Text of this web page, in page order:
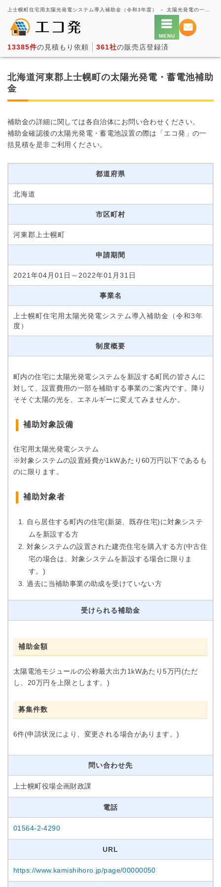
13385件の見積もり依頼 361社の販売店登録済
北海道河東郡上士幌町の太陽光発電・蓄電池補助
金
補助金の詳細に関しては各自治体にお問い合わせください。
補助金確認後の太陽光発電・蓄電池設置の際は「エコ発」の一
括見積を是非ご利用ください。
都道府県
北海道
市区町村
河東郡上士幌町
申請期間
2021年04月01日～2022年01月31日
事業名
上士幌町住宅用太陽光発電システム導入補助金（令和3年
度）
制度概要
町内の住宅に太陽光発電システムを新設する町民の皆さんに
対して、設置費用の一部を補助する事業のご案内です。降り
そそぐ太陽の光を、エネルギーに変えてみませんか。
補助対象設備
住宅用太陽光発電システム
※対象システムの設置経費が1kWあたり60万円以下であるも
のに限ります。
補助対象者
自ら居住する町内の住宅(新築、既存住宅)に対象システ
ムを新設する方
対象システムの設置された建売住宅を購入する方(中古住
宅の場合は、対象システムを新設する場合に限りま
す。)
過去に当補助事業の助成を受けていない方
受けられる補助金
補助金額
太陽電池モジュールの公称最大出力1kWあたり5万円(ただ
し、20万円を上限とします。)
募集件数
6件(申請状況により、変更される場合があります。)
問い合わせ先
上士幌町役場企画財政課
電話
01564-2-4290
URL
https://www.kamishihoro.jp/page/00000050